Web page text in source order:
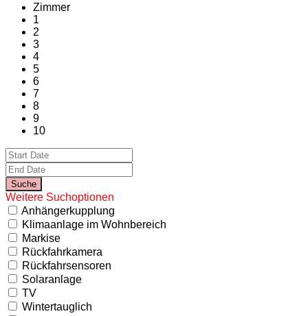
Zimmer
1
2
3
4
5
6
7
8
9
10
Weitere Suchoptionen
Anhängerkupplung
Klimaanlage im Wohnbereich
Markise
Rückfahrkamera
Rückfahrsensoren
Solaranlage
TV
Wintertauglich